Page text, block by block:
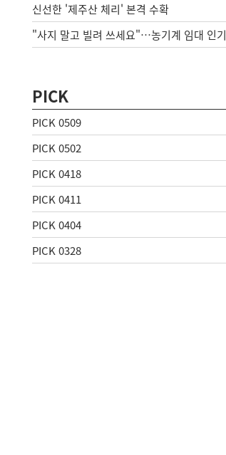
신선한 '제주산 체리' 본격 수확
"사지 말고 빌려 쓰세요"…농기계 임대 인기
PICK
PICK 0509
PICK 0502
PICK 0418
PICK 0411
PICK 0404
PICK 0328